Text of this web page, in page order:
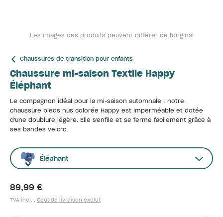
Les images des produits peuvent différer de l'original
Chaussures de transition pour enfants
Chaussure mi-saison Textile Happy
Éléphant
Le compagnon idéal pour la mi-saison automnale : notre
chaussure pieds nus colorée Happy est imperméable et dotée
d'une doublure légère. Elle s'enfile et se ferme facilement grâce à
ses bandes velcro.
Éléphant
89,99 €
TVA incl. , Coût de livraison exclut